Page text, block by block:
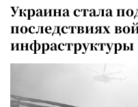
Украина стала
последствиях
инфраструктуры